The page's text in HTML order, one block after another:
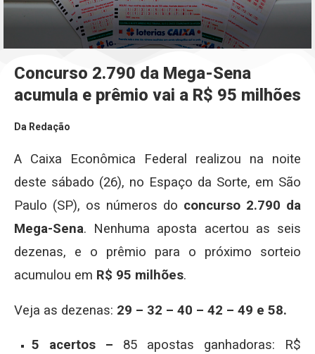
Concurso 2.790 da Mega-Sena
acumula e prêmio vai a R$ 95 milhões
Da Redação
A Caixa Econômica Federal realizou na noite
deste sábado (26), no Espaço da Sorte, em São
Paulo (SP), os números do concurso 2.790 da
Mega-Sena. Nenhuma aposta acertou as seis
dezenas, e o prêmio para o próximo sorteio
acumulou em R$ 95 milhões.
Veja as dezenas: 29 – 32 – 40 – 42 – 49 e 58.
5 acertos – 85 apostas ganhadoras: R$